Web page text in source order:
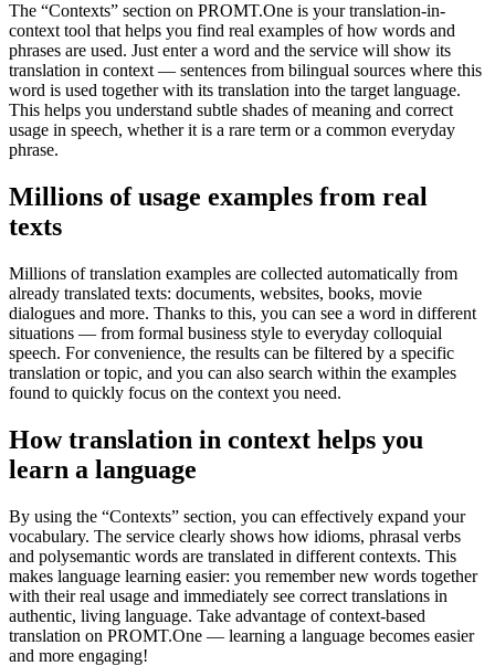
The “Contexts” section on PROMT.One is your translation-in-
context tool that helps you find real examples of how words and
phrases are used. Just enter a word and the service will show its
translation in context — sentences from bilingual sources where this
word is used together with its translation into the target language.
This helps you understand subtle shades of meaning and correct
usage in speech, whether it is a rare term or a common everyday
phrase.
Millions of usage examples from real
texts
Millions of translation examples are collected automatically from
already translated texts: documents, websites, books, movie
dialogues and more. Thanks to this, you can see a word in different
situations — from formal business style to everyday colloquial
speech. For convenience, the results can be filtered by a specific
translation or topic, and you can also search within the examples
found to quickly focus on the context you need.
How translation in context helps you
learn a language
By using the “Contexts” section, you can effectively expand your
vocabulary. The service clearly shows how idioms, phrasal verbs
and polysemantic words are translated in different contexts. This
makes language learning easier: you remember new words together
with their real usage and immediately see correct translations in
authentic, living language. Take advantage of context-based
translation on PROMT.One — learning a language becomes easier
and more engaging!